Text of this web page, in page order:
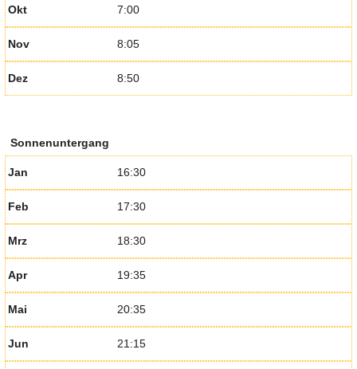
Okt 7:00
Nov 8:05
Dez 8:50
Sonnenuntergang
Jan 16:30
Feb 17:30
Mrz 18:30
Apr 19:35
Mai 20:35
Jun 21:15